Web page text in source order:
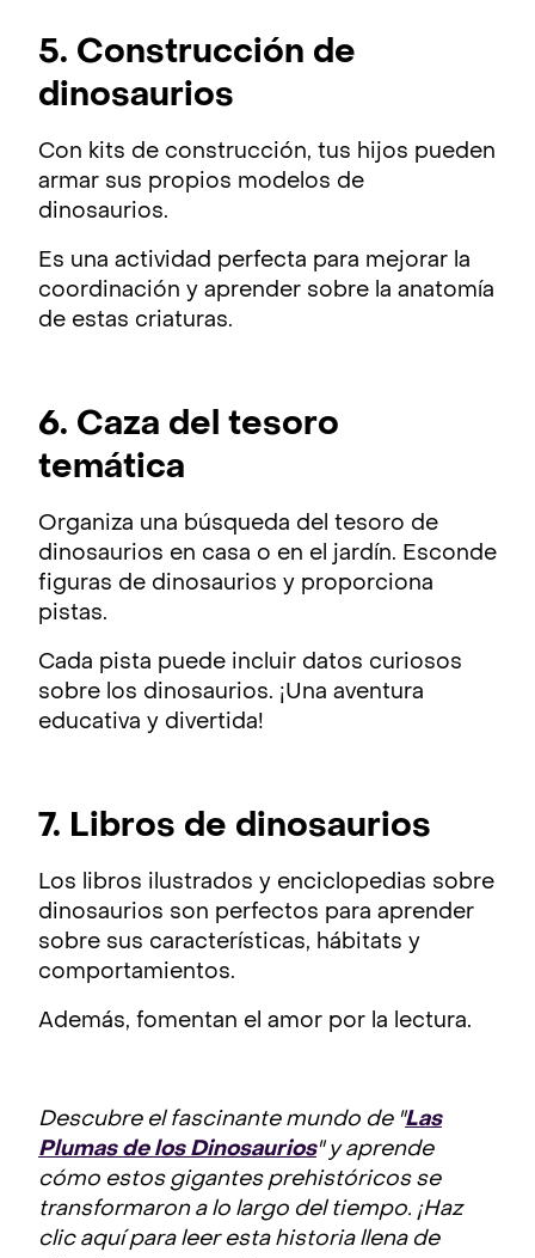
5. Construcción de
dinosaurios
Con kits de construcción, tus hijos pueden
armar sus propios modelos de
dinosaurios.
Es una actividad perfecta para mejorar la
coordinación y aprender sobre la anatomía
de estas criaturas.
6. Caza del tesoro
temática
Organiza una búsqueda del tesoro de
dinosaurios en casa o en el jardín. Esconde
figuras de dinosaurios y proporciona
pistas.
Cada pista puede incluir datos curiosos
sobre los dinosaurios. ¡Una aventura
educativa y divertida!
7. Libros de dinosaurios
Los libros ilustrados y enciclopedias sobre
dinosaurios son perfectos para aprender
sobre sus características, hábitats y
comportamientos.
Además, fomentan el amor por la lectura.
Descubre el fascinante mundo de "Las
Plumas de los Dinosaurios" y aprende
cómo estos gigantes prehistóricos se
transformaron a lo largo del tiempo. ¡Haz
clic aquí para leer esta historia llena de